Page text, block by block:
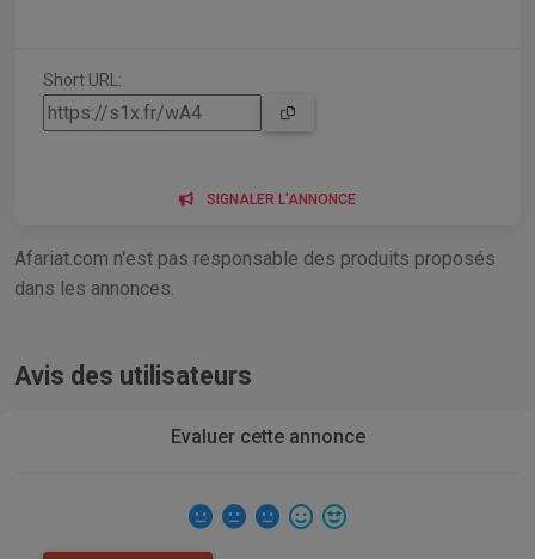
Short URL:
SIGNALER L'ANNONCE
Afariat.com n'est pas responsable des produits proposés
dans les annonces.
Avis des utilisateurs
Evaluer cette annonce